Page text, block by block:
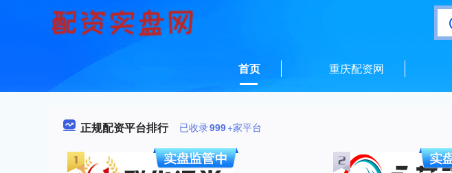
首页 重庆配资网
正规配资平台排行 已收录999+家平台